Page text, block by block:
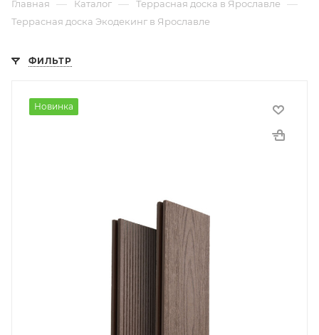
Главная — Каталог — Террасная доска в Ярославле —
Террасная доска Экодекинг в Ярославле
ФИЛЬТР
Новинка